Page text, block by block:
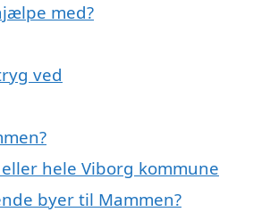
med?
ved
hele Viborg kommune
byer til Mammen?